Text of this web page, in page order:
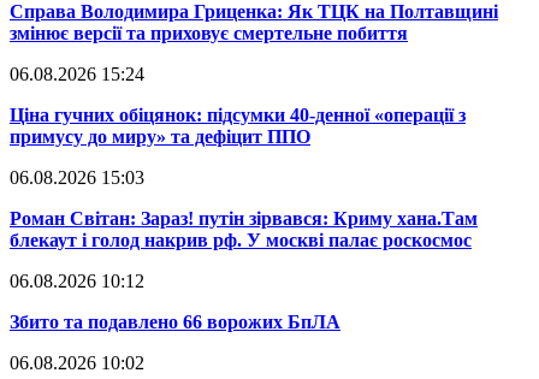
​Справа Володимира Гриценка: Як ТЦК на Полтавщині
змінює версії та приховує смертельне побиття
06.08.2026 15:24
​Ціна гучних обіцянок: підсумки 40-денної «операції з
примусу до миру» та дефіцит ППО
06.08.2026 15:03
​Роман Світан: Зараз! путін зірвався: Криму хана.Там
блекаут і голод накрив рф. У москві палає роскосмос
06.08.2026 10:12
​Збито та подавлено 66 ворожих БпЛА
06.08.2026 10:02